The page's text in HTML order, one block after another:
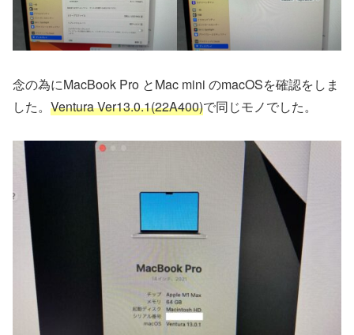
念の為にMacBook Pro とMac mini のmacOSを確認をしま
した。 Ventura Ver13.0.1(22A400)で同じモノでした。